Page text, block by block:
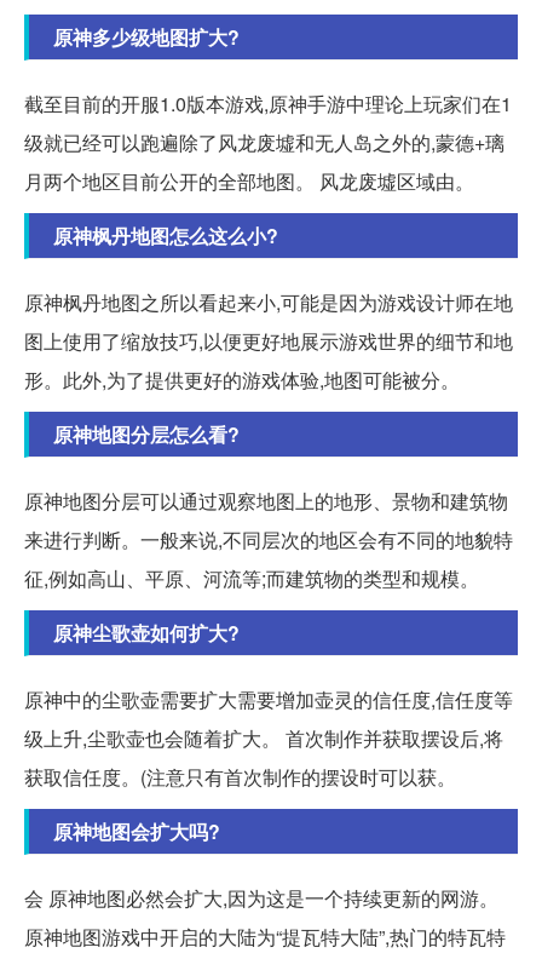
原神多少级地图扩大?
截至目前的开服1.0版本游戏,原神手游中理论上玩家们在1
级就已经可以跑遍除了风龙废墟和无人岛之外的,蒙德+璃
月两个地区目前公开的全部地图。 风龙废墟区域由。
原神枫丹地图怎么这么小?
原神枫丹地图之所以看起来小,可能是因为游戏设计师在地
图上使用了缩放技巧,以便更好地展示游戏世界的细节和地
形。此外,为了提供更好的游戏体验,地图可能被分。
原神地图分层怎么看?
原神地图分层可以通过观察地图上的地形、景物和建筑物
来进行判断。一般来说,不同层次的地区会有不同的地貌特
征,例如高山、平原、河流等;而建筑物的类型和规模。
原神尘歌壶如何扩大?
原神中的尘歌壶需要扩大需要增加壶灵的信任度,信任度等
级上升,尘歌壶也会随着扩大。 首次制作并获取摆设后,将
获取信任度。(注意只有首次制作的摆设时可以获。
原神地图会扩大吗?
会 原神地图必然会扩大,因为这是一个持续更新的网游。
原神地图游戏中开启的大陆为“提瓦特大陆”,热门的特瓦特